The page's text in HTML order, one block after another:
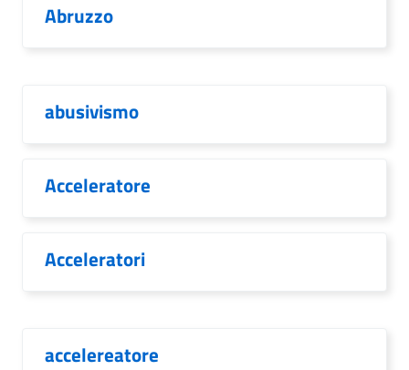
Abruzzo
abusivismo
Acceleratore
Acceleratori
accelereatore